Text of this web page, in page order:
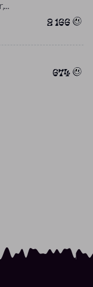
,
2 166
674